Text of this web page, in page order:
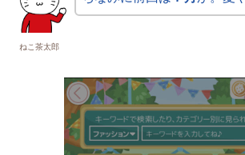
ねこ茶太郎